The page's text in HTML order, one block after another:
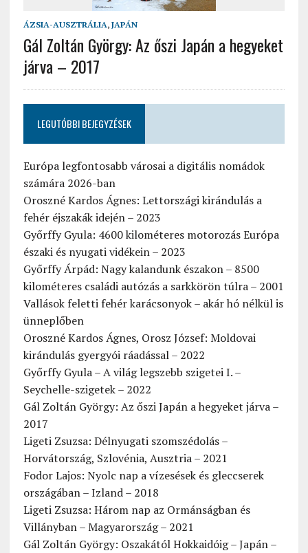
ÁZSIA-AUSZTRÁLIA, JAPÁN
Gál Zoltán György: Az őszi Japán a hegyeket
járva – 2017
LEGUTÓBBI BEJEGYZÉSEK
Európa legfontosabb városai a digitális nomádok
számára 2026-ban
Oroszné Kardos Ágnes: Lettországi kirándulás a
fehér éjszakák idején – 2023
Győrffy Gyula: 4600 kilométeres motorozás Európa
északi és nyugati vidékein – 2023
Győrffy Árpád: Nagy kalandunk északon – 8500
kilométeres családi autózás a sarkkörön túlra – 2001
Vallások feletti fehér karácsonyok – akár hó nélkül is
ünneplőben
Oroszné Kardos Ágnes, Orosz József: Moldovai
kirándulás gyergyói ráadással – 2022
Győrffy Gyula – A világ legszebb szigetei I. –
Seychelle-szigetek – 2022
Gál Zoltán György: Az őszi Japán a hegyeket járva –
2017
Ligeti Zsuzsa: Délnyugati szomszédolás –
Horvátország, Szlovénia, Ausztria – 2021
Fodor Lajos: Nyolc nap a vízesések és gleccserek
országában – Izland – 2018
Ligeti Zsuzsa: Három nap az Ormánságban és
Villányban – Magyarország – 2021
Gál Zoltán György: Oszakától Hokkaidóig – Japán –